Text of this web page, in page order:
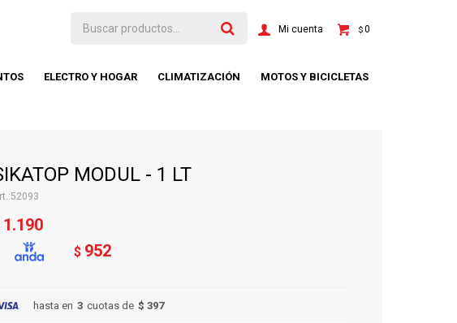
ELECTRO Y HOGAR CLIMATIZACIÓN MOTOS Y BICICLETAS
$0
MODUL - 1 LT
52093
1.190
$ 952
hasta en 3 cuotas de $ 397